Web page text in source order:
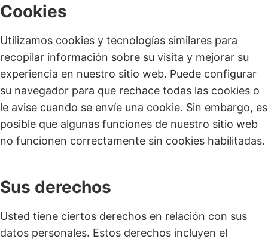
Cookies
Utilizamos cookies y tecnologías similares para
recopilar información sobre su visita y mejorar su
experiencia en nuestro sitio web. Puede configurar
su navegador para que rechace todas las cookies o
le avise cuando se envíe una cookie. Sin embargo, es
posible que algunas funciones de nuestro sitio web
no funcionen correctamente sin cookies habilitadas.
Sus derechos
Usted tiene ciertos derechos en relación con sus
datos personales. Estos derechos incluyen el